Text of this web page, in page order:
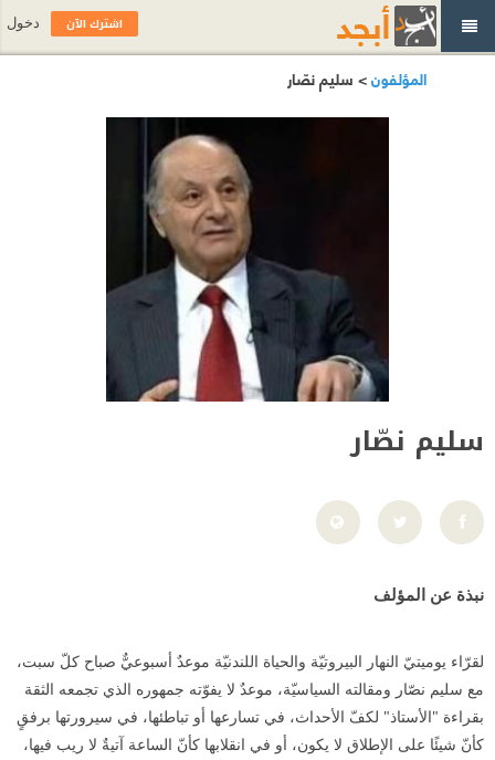
المؤلفون> سليم نصّار
سليم نصّار
نبذة عن المؤلف
لقرّاء يوميتيّ النهار البيروتيّة والحياة اللندنيّة موعدٌ أسبوعيٌّ صباح كلّ سبت،
مع سليم نصّار ومقالته السياسيّة، موعدٌ لا يفوّته جمهوره الذي تجمعه الثقة
بقراءة "الأستاذ" لكفّ الأحداث، في تسارعها أو تباطئها، في سيرورتها برفقٍ
كأنّ شيئًا على الإطلاق لا يكون، أو في انقلابها كأنّ الساعة آتيةٌ لا ريب فيها،
اشترك الآن دخول